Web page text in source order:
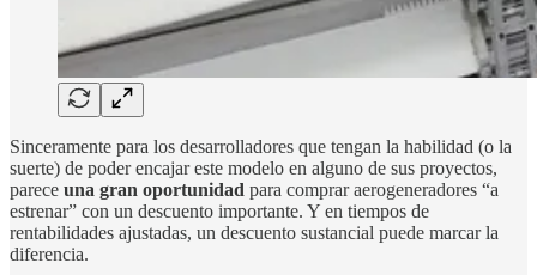
Sinceramente para los desarrolladores que tengan la habilidad (o la
suerte) de poder encajar este modelo en alguno de sus proyectos,
parece una gran oportunidad para comprar aerogeneradores “a
estrenar” con un descuento importante. Y en tiempos de
rentabilidades ajustadas, un descuento sustancial puede marcar la
diferencia.